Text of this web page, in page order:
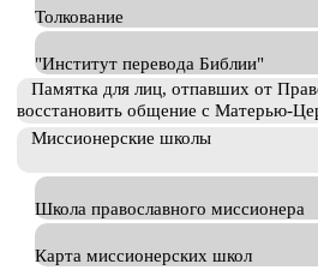
Толкование
"Институт перевода Библии"
Памятка для лиц, отпавших от
восстановить общение с Матерью-
Миссионерские школы
Школа православного миссионера
Карта миссионерских школ